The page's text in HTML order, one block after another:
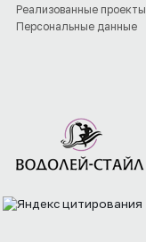
Реализованные проекты
Персональные данные